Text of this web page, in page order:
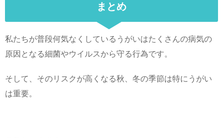
まとめ
私たちが普段何気なくしているうがいはたくさんの病気の
原因となる細菌やウイルスから守る行為です。
そして、そのリスクが高くなる秋、冬の季節は特にうがい
は重要。